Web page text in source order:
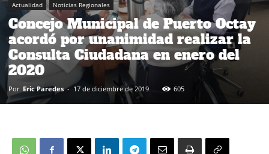
Actualidad Noticias Regionales
Concejo Municipal de Puerto Octay
acordó por unanimidad realizar la
Consulta Ciudadana en enero del
2020
Por Eric Paredes - 17 de diciembre de 2019 605